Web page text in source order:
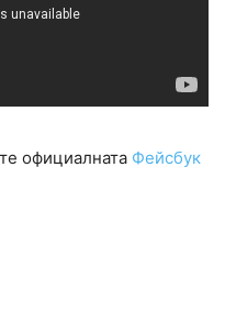
официалната Фейсбук